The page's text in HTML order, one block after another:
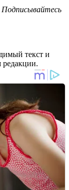
Подписывайтесь
текст и
редакции.